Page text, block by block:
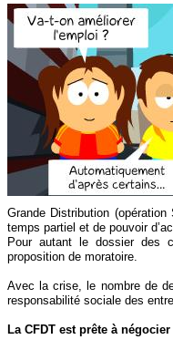
Grande Distribution
temps partiel et de pouvoir
Pour autant le dossier des
proposition de moratoire.
Avec la crise, le nombre de
responsabilité sociale des
La CFDT est prête à